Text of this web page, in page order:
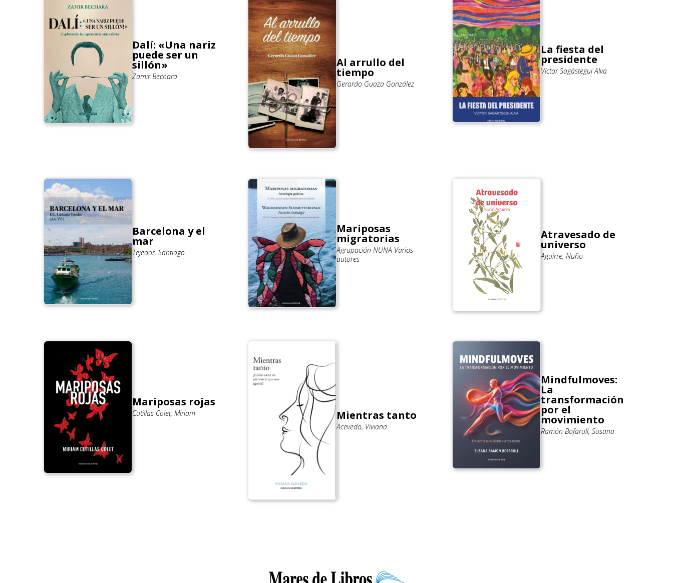
Dalí: «Una nariz
puede ser un
sillón»
Zamir Bechara
Al arrullo del
tiempo
Gerardo Guaza González
La fiesta del
presidente
Víctor Sagástegui Alva
Barcelona y el
mar
Tejedor, Santiago
Mariposas
migratorias
Agrupación NUNA Varios
autores
Atravesado de
universo
Aguirre, Nuño
Mariposas rojas
Cutillas Colet, Miriam Mientras tanto
Acevedo, Viviana
Mindfulmoves:
La
transformación
por el
movimiento
Ramón Bofarull, Susana